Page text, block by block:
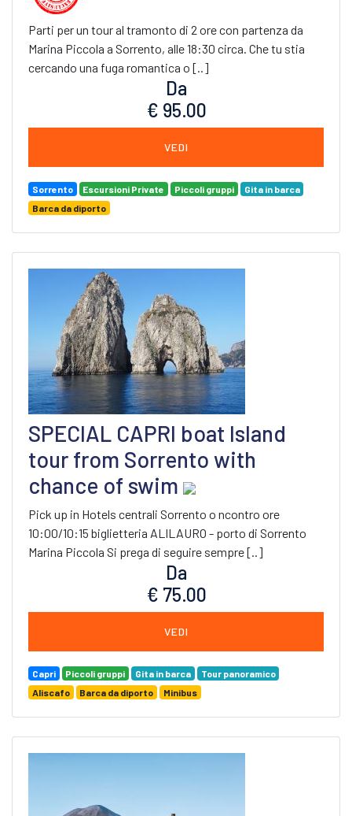
Parti per un tour al tramonto di 2 ore con partenza da
Marina Piccola a Sorrento, alle 18:30 circa. Che tu stia
cercando una fuga romantica o [..]
Da
€ 95.00
VEDI
Sorrento Escursioni Private Piccoli gruppi
Gita in barca
Barca da diporto
SPECIAL CAPRI boat Island
tour from Sorrento with
chance of swim
Pick up in Hotels centrali Sorrento o ncontro ore
10:00/10:15 biglietteria ALILAURO - porto di Sorrento
Marina Piccola Si prega di seguire sempre [..]
Da
€ 75.00
VEDI
Capri Piccoli gruppi Gita in barca
Tour panoramico
Aliscafo
Barca da diporto Minibus